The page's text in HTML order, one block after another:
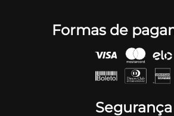
Formas de
Segurança